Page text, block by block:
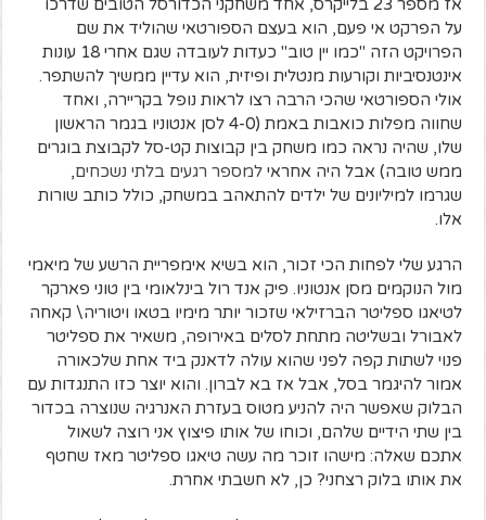
אז מספר 23 בלייקרס, אחד משחקני הכדורסל הטובים שדרכו
על הפרקט אי פעם, הוא בעצם הספורטאי שהוליד את שם
הפרויקט הזה "כמו יין טוב" כעדות לעובדה שגם אחרי 18 עונות
אינטנסיביות וקורעות מנטלית ופיזית, הוא עדיין ממשיך להשתפר.
אולי הספורטאי שהכי הרבה רצו לראות נופל בקריירה, ואחד
שחווה מפלות כואבות באמת (4-0 לסן אנטוניו בגמר הראשון
שלו, שהיה נראה כמו משחק בין קבוצות קט-סל לקבוצת בוגרים
ממש טובה) אבל היה אחראילמספר רגעים בלתי נשכחים,
שגרמו למיליונים של ילדים להתאהב במשחק, כולל כותב שורות
אלו.
הרגע שלי לפחות הכי זכור, הוא בשיא אימפריית הרשע של מיאמי
מול הנוקמים מסן אנטוניו. פיק אנד רול בינלאומי בין טוני פארקר
לטיאגו ספליטר הברזילאי שזכור יותר מימיו בטאו ויטוריה\ קאחה
לאבורל ובשליטה מתחת לסלים באירופה, משאיר את ספליטר
פנוי לשתות קפה לפני שהוא עולה לדאנק ביד אחת שלכאורה
אמור להיגמר בסל, אבל אז בא לברון. והוא יוצר כזו התנגדות עם
הבלוק שאפשר היה להניע מטוס בעזרת האנרגיה שנוצרה בכדור
בין שתי הידיים שלהם, וכוחו של אותו פיצוץ אני רוצה לשאול
אתכם שאלה: מישהו זוכר מה עשה טיאגו ספליטר מאז שחטף
את אותו בלוק רצחני? כן, לא חשבתי אחרת.